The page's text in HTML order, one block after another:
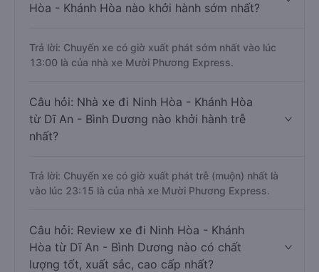
Hòa - Khánh Hòa nào khởi hành sớm nhất?
Trả lời: Chuyến xe có giờ xuất phát sớm nhất vào lúc
13:00 là của nhà xe Mười Phương Express.
Câu hỏi: Nhà xe đi Ninh Hòa - Khánh Hòa
từ Dĩ An - Bình Dương nào khởi hành trễ
nhất?
Trả lời: Chuyến xe có giờ xuất phát trễ (muộn) nhất là
vào lúc 23:15 là của nhà xe Mười Phương Express.
Câu hỏi: Review xe đi Ninh Hòa - Khánh
Hòa từ Dĩ An - Bình Dương nào có chất
lượng tốt, xuất sắc, cao cấp nhất?